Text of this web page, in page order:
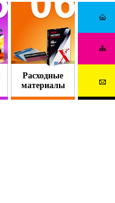
Расходные
материалы